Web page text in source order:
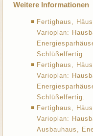
Weitere Informationen
Fertighaus,
Varioplan:
Schlüßelfertig.
Fertighaus,
Varioplan:
Schlüßelfertig.
Fertighaus,
Varioplan:
Ausbauhaus,